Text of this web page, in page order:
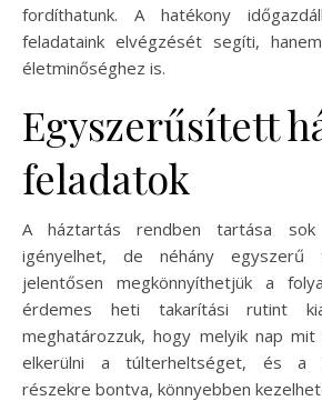
fordíthatunk. A hatékony
feladataink elvégzését segíti,
életminőséghez is.
Egyszerűsített
feladatok
A háztartás rendben tartása
igényelhet, de néhány egyszerű
jelentősen megkönnyíthetjük a
érdemes heti takarítási rutint
meghatározzuk, hogy melyik nap
elkerülni a túlterheltséget, és a
részekre bontva, könnyebben